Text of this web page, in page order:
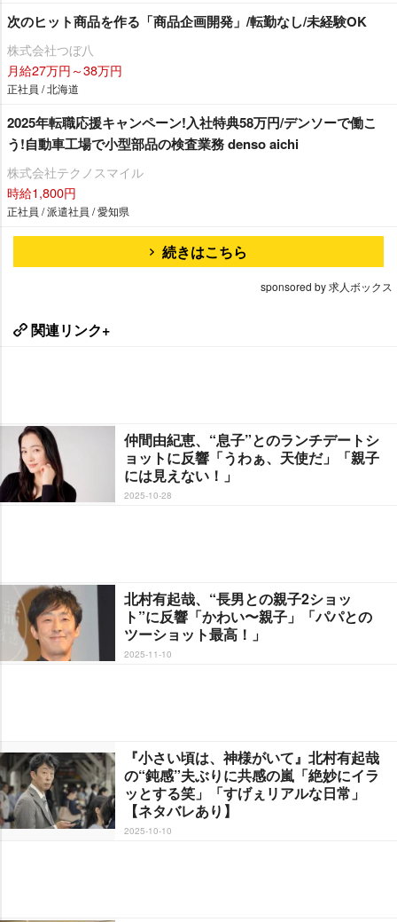
次のヒット商品を作る「商品企画開発」/転勤なし/未経験OK
株式会社つぼ八
月給27万円～38万円
正社員 / 北海道
2025年転職応援キャンペーン!入社特典58万円/デンソーで働こ
う!自動車工場で小型部品の検査業務 denso aichi
株式会社テクノスマイル
時給1,800円
正社員 / 派遣社員 / 愛知県
続きはこちら
sponsored by 求人ボックス
関連リンク+
仲間由紀恵、“息子”とのランチデートシ
ョットに反響「うわぁ、天使だ」「親子
には見えない！」
2025-10-28
北村有起哉、“長男との親子2ショッ
ト”に反響「かわい〜親子」「パパとの
ツーショット最高！」
2025-11-10
『小さい頃は、神様がいて』北村有起哉
の“鈍感”夫ぶりに共感の嵐「絶妙にイラ
ッとする笑」「すげぇリアルな日常」
【ネタバレあり】
2025-10-10